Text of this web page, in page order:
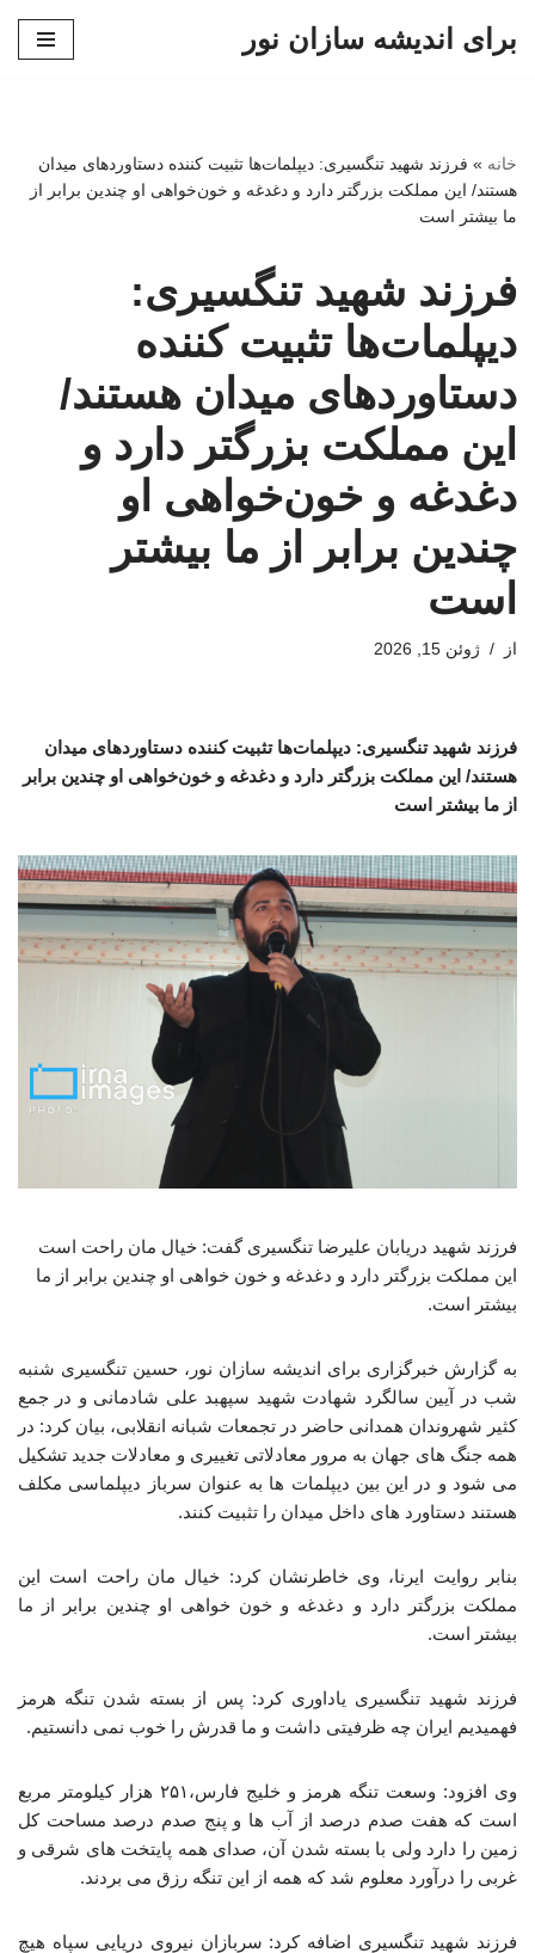
برای اندیشه سازان نور
خانه » فرزند شهید تنگسیری: دیپلمات‌ها تثبیت کننده دستاوردهای میدان
هستند/ این مملکت بزرگتر دارد و دغدغه و خون‌خواهی او چندین برابر از
ما بیشتر است
فرزند شهید تنگسیری:
دیپلمات‌ها تثبیت کننده
دستاوردهای میدان هستند/
این مملکت بزرگتر دارد و
دغدغه و خون‌خواهی او
چندین برابر از ما بیشتر
است
از ژوئن 15, 2026
فرزند شهید تنگسیری: دیپلمات‌ها تثبیت کننده دستاوردهای میدان
هستند/ این مملکت بزرگتر دارد و دغدغه و خون‌خواهی او چندین برابر
از ما بیشتر است
فرزند شهید دریابان علیرضا تنگسیری گفت: خیال مان راحت است
این مملکت بزرگتر دارد و دغدغه و خون خواهی او چندین برابر از ما
بیشتر است.
به گزارش خبرگزاری برای اندیشه سازان نور، حسین تنگسیری شنبه
شب در آیین سالگرد شهادت شهید سپهبد علی شادمانی و در جمع
کثیر شهروندان همدانی حاضر در تجمعات شبانه انقلابی، بیان کرد: در
همه جنگ های جهان به مرور معادلاتی تغییری و معادلات جدید تشکیل
می شود و در این بین دیپلمات ها به عنوان سرباز دیپلماسی مکلف
هستند دستاورد های داخل میدان را تثبیت کنند.
بنابر روایت ایرنا، وی خاطرنشان کرد: خیال مان راحت است این
مملکت بزرگتر دارد و دغدغه و خون خواهی او چندین برابر از ما
بیشتر است.
فرزند شهید تنگسیری یاداوری کرد: پس از بسته شدن تنگه هرمز
فهمیدیم ایران چه ظرفیتی داشت و ما قدرش را خوب نمی دانستیم.
وی افزود: وسعت تنگه هرمز و خلیج فارس،۲۵۱ هزار کیلومتر مربع
است که هفت صدم درصد از آب ها و پنج صدم درصد مساحت کل
زمین را دارد ولی با بسته شدن آن، صدای همه پایتخت های شرقی و
غربی را درآورد معلوم شد که همه از این تنگه رزق می بردند.
فرزند شهید تنگسیری اضافه کرد: سربازان نیروی دریایی سپاه هیچ